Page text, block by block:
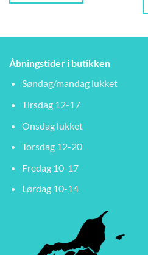
Åbningstider i butikken
Søndag/mandag lukket
Tirsdag 12-17
Onsdag lukket
Torsdag 12-20
Fredag 10-17
Lørdag 10-14